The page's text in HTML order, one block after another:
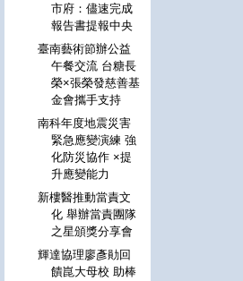
市府：儘速完成
報告書提報中央
臺南藝術節辦公益
午餐交流 台糖長
榮×張榮發慈善基
金會攜手支持
南科年度地震災害
緊急應變演練 強
化防災協作 ×提
升應變能力
新樓醫推動當責文
化 舉辦當責團隊
之星頒獎分享會
輝達協理廖彥勛回
饋崑大母校 助棒